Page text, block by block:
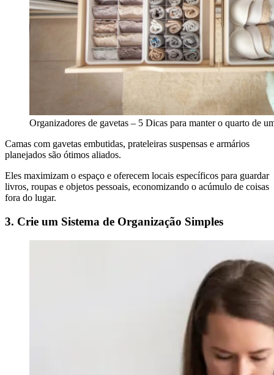
Organizadores de gavetas – 5 Dicas para manter o quarto de
Camas com gavetas embutidas, prateleiras suspensas e armários
planejados são ótimos aliados.
Eles maximizam o espaço e oferecem locais específicos para guardar
livros, roupas e objetos pessoais, economizando o acúmulo de coisas
fora do lugar.
3. Crie um Sistema de Organização Simples